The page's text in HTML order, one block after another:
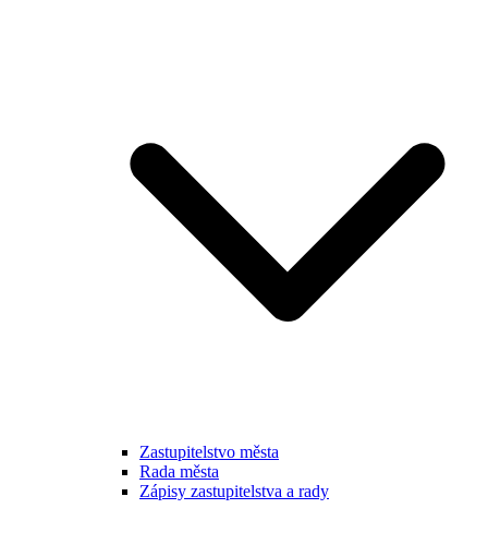
Zastupitelstvo města
Rada města
Zápisy zastupitelstva a rady